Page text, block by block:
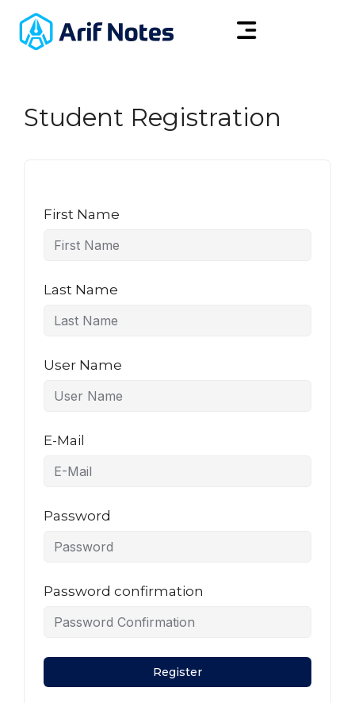
Student Registration
First Name
Last Name
User Name
E-Mail
Password
Password confirmation
Register